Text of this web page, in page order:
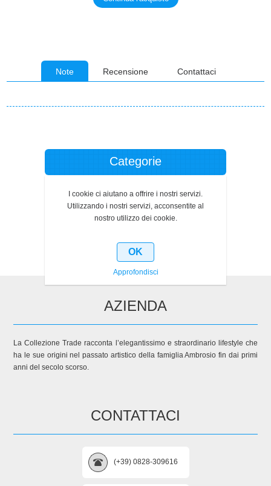
Note Recensione Contattaci
Categorie
Produttori
Ultimi prodotti visti
AZIENDA
La Collezione Trade racconta l’elegantissimo e straordinario lifestyle che
ha le sue origini nel passato artistico della famiglia Ambrosio fin dai primi
anni del secolo scorso.
CONTATTACI
(+39) 0828-309616
I cookie ci aiutano a offrire i nostri servizi.
Utilizzando i nostri servizi, acconsentite al
nostro utilizzo dei cookie.
OK
Approfondisci